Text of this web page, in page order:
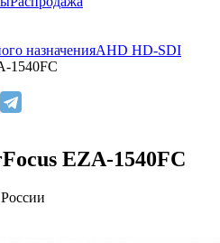
назначенияAHD HD-SDI
1540FC
EZA-1540FC